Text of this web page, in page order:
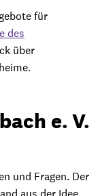
für
des
über
e. V.
und Fragen. Der
aus der Idee